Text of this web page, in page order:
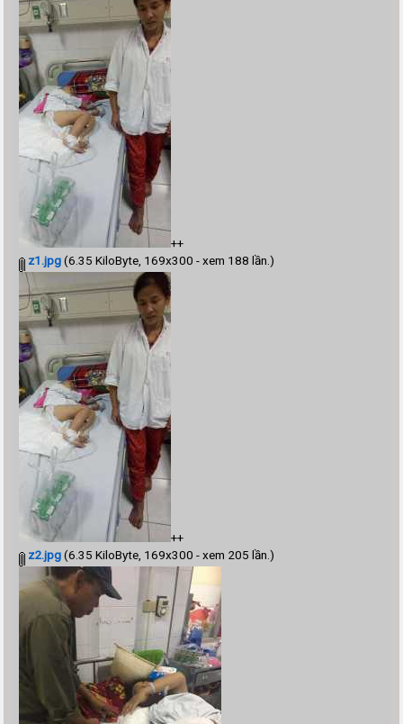
++
z1.jpg(6.35 KiloByte, 169x300 - xem 188 lần.)
++
z2.jpg(6.35 KiloByte, 169x300 - xem 205 lần.)